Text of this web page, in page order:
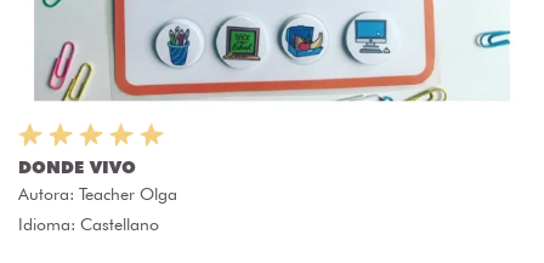
DONDE VIVO
Autora: Teacher Olga
Idioma: Castellano